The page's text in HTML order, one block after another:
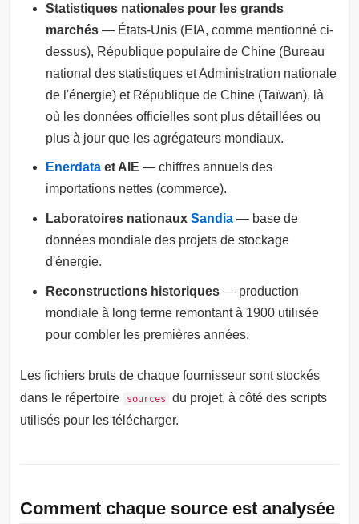
Statistiques nationales pour les grands
marchés — États-Unis (EIA, comme mentionné ci-
dessus), République populaire de Chine (Bureau
national des statistiques et Administration nationale
de l'énergie) et République de Chine (Taïwan), là
où les données officielles sont plus détaillées ou
plus à jour que les agrégateurs mondiaux.
Enerdata et AIE — chiffres annuels des
importations nettes (commerce).
Laboratoires nationaux Sandia — base de
données mondiale des projets de stockage
d'énergie.
Reconstructions historiques — production
mondiale à long terme remontant à 1900 utilisée
pour combler les premières années.
Les fichiers bruts de chaque fournisseur sont stockés
dans le répertoire
sources
du projet, à côté des scripts
utilisés pour les télécharger.
Comment chaque source est analysée